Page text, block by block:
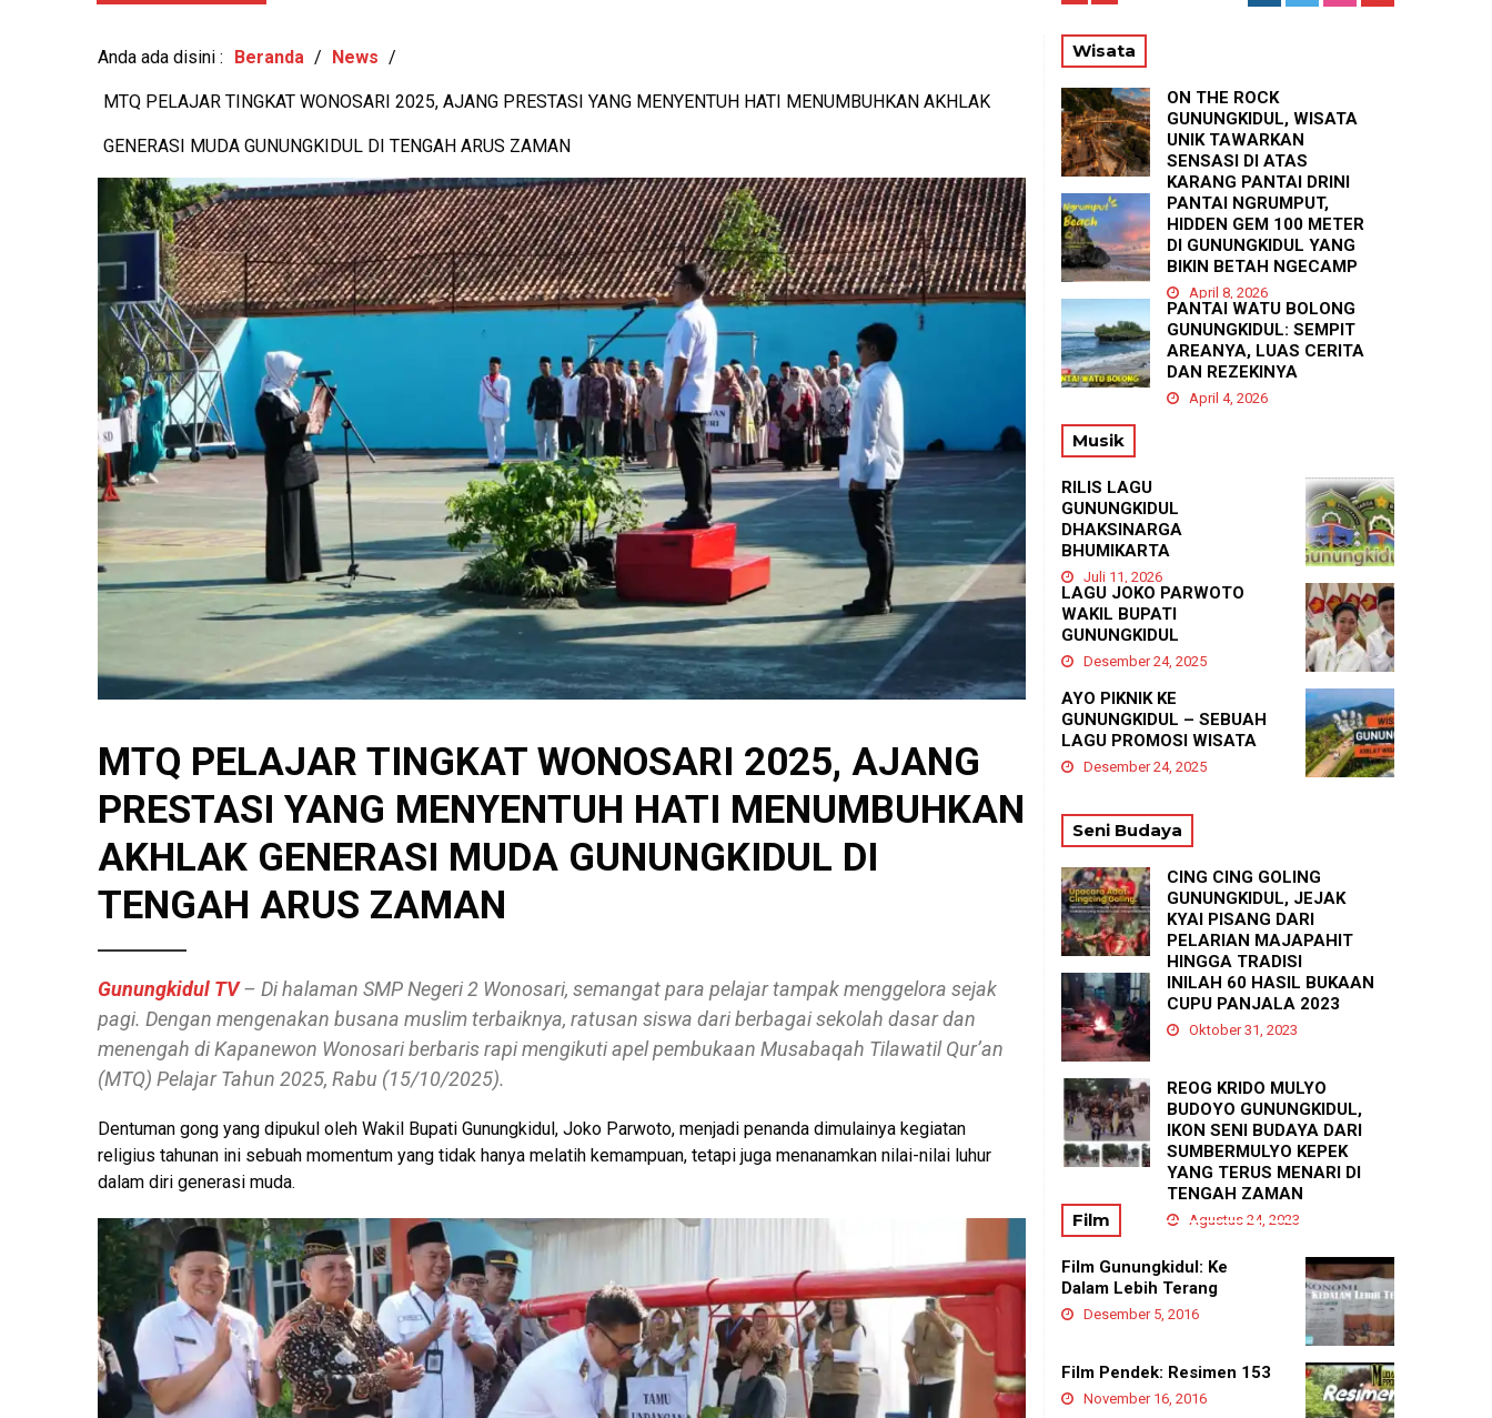
Anda ada disini : Beranda / News /
MTQ PELAJAR TINGKAT WONOSARI 2025, AJANG PRESTASI YANG MENYENTUH HATI MENUMBUHKAN AKHLAK
GENERASI MUDA GUNUNGKIDUL DI TENGAH ARUS ZAMAN
MTQ PELAJAR TINGKAT WONOSARI 2025, AJANG
PRESTASI YANG MENYENTUH HATI MENUMBUHKAN
AKHLAK GENERASI MUDA GUNUNGKIDUL DI
TENGAH ARUS ZAMAN
Gunungkidul TV– Di halaman SMP Negeri 2 Wonosari, semangat para pelajar tampak menggelora sejak
pagi. Dengan mengenakan busana muslim terbaiknya, ratusan siswa dari berbagai sekolah dasar dan
menengah di Kapanewon Wonosari berbaris rapi mengikuti apel pembukaan Musabaqah Tilawatil Qur’an
(MTQ) Pelajar Tahun 2025, Rabu (15/10/2025).
Dentuman gong yang dipukul oleh Wakil Bupati Gunungkidul, Joko Parwoto, menjadi penanda dimulainya kegiatan
religius tahunan ini sebuah momentum yang tidak hanya melatih kemampuan, tetapi juga menanamkan nilai-nilai luhur
dalam diri generasi muda.
Wisata
ON THE ROCK
GUNUNGKIDUL, WISATA
UNIK TAWARKAN
SENSASI DI ATAS
KARANG PANTAI DRINI
April 23, 2026
PANTAI NGRUMPUT,
HIDDEN GEM 100 METER
DI GUNUNGKIDUL YANG
BIKIN BETAH NGECAMP
April 8, 2026
PANTAI WATU BOLONG
GUNUNGKIDUL: SEMPIT
AREANYA, LUAS CERITA
DAN REZEKINYA
April 4, 2026
Musik
RILIS LAGU
GUNUNGKIDUL
DHAKSINARGA
BHUMIKARTA
Juli 11, 2026
LAGU JOKO PARWOTO
WAKIL BUPATI
GUNUNGKIDUL
Desember 24, 2025
AYO PIKNIK KE
GUNUNGKIDUL – SEBUAH
LAGU PROMOSI WISATA
Desember 24, 2025
Seni Budaya
CING CING GOLING
GUNUNGKIDUL, JEJAK
KYAI PISANG DARI
PELARIAN MAJAPAHIT
HINGGA TRADISI
TASYAKURAN
PADUKUHAN GEDANGAN
Agustus 21, 2025
INILAH 60 HASIL BUKAAN
CUPU PANJALA 2023
Oktober 31, 2023
REOG KRIDO MULYO
BUDOYO GUNUNGKIDUL,
IKON SENI BUDAYA DARI
SUMBERMULYO KEPEK
YANG TERUS MENARI DI
TENGAH ZAMAN
Agustus 24, 2023
Film
Film Gunungkidul: Ke
Dalam Lebih Terang
Desember 5, 2016
Film Pendek: Resimen 153
November 16, 2016